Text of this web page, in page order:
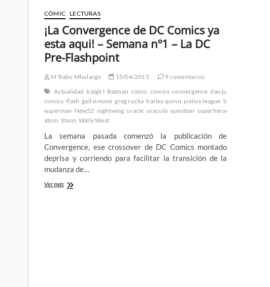
ya
esta
aqui!
–
Semana
nº5
La
DC
Pre-
Flashpoint
2º
Mes
2º
CÓMIC LECTURAS
¡La Convergence de DC Comics ya
esta aqui! – Semana nº1 – La DC
Pre-Flashpoint
M'Rabo Mhulargo 15/04/2015
9 comentarios
Actualidad batgirl Batman cómic comics convergence dan jurgens
comics flash gail simone greg rucka harley quinn justice league los calzoncillos de
superman New52 nightwing oracle oraculo question superhéroes
atom titans Wally West
La semana pasada comenzó la publicación de
Convergence, ese crossover de DC Comics montado
deprisa y corriendo para facilitar la transición de la
mudanza de…
Ver más¡La